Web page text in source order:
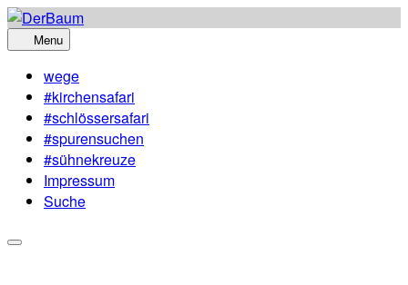
Skip
to
Menu
wege
#kirchensafari
#schlössersafari
#spurensuchen
#sühnekreuze
Impressum
Suche